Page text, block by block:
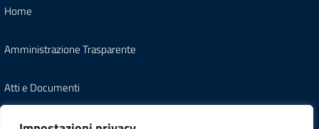
Home
Amministrazione Trasparente
Atti e Documenti